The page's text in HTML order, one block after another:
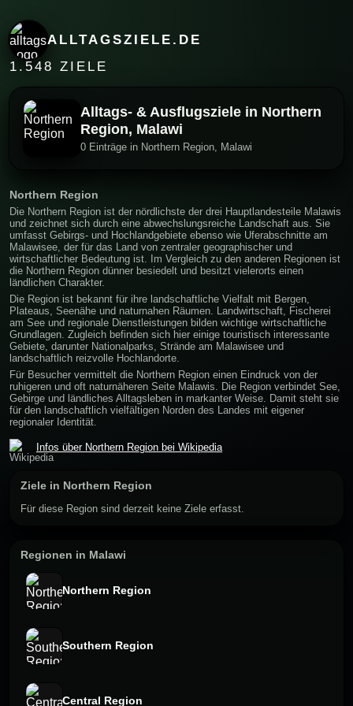
ALLTAGSZIELE.DE
1.548 ZIELE
Alltags- & Ausflugsziele in Northern
Region, Malawi
0 Einträge in Northern Region, Malawi
Northern Region
Die Northern Region ist der nördlichste der drei Hauptlandesteile Malawis
und zeichnet sich durch eine abwechslungsreiche Landschaft aus. Sie
umfasst Gebirgs- und Hochlandgebiete ebenso wie Uferabschnitte am
Malawisee, der für das Land von zentraler geographischer und
wirtschaftlicher Bedeutung ist. Im Vergleich zu den anderen Regionen ist
die Northern Region dünner besiedelt und besitzt vielerorts einen
ländlichen Charakter.
Die Region ist bekannt für ihre landschaftliche Vielfalt mit Bergen,
Plateaus, Seenähe und naturnahen Räumen. Landwirtschaft, Fischerei
am See und regionale Dienstleistungen bilden wichtige wirtschaftliche
Grundlagen. Zugleich befinden sich hier einige touristisch interessante
Gebiete, darunter Nationalparks, Strände am Malawisee und
landschaftlich reizvolle Hochlandorte.
Für Besucher vermittelt die Northern Region einen Eindruck von der
ruhigeren und oft naturnäheren Seite Malawis. Die Region verbindet See,
Gebirge und ländliches Alltagsleben in markanter Weise. Damit steht sie
für den landschaftlich vielfältigen Norden des Landes mit eigener
regionaler Identität.
Infos über Northern Region bei Wikipedia
Ziele in Northern Region
Für diese Region sind derzeit keine Ziele erfasst.
Regionen in Malawi
Northern Region
Southern Region
Central Region